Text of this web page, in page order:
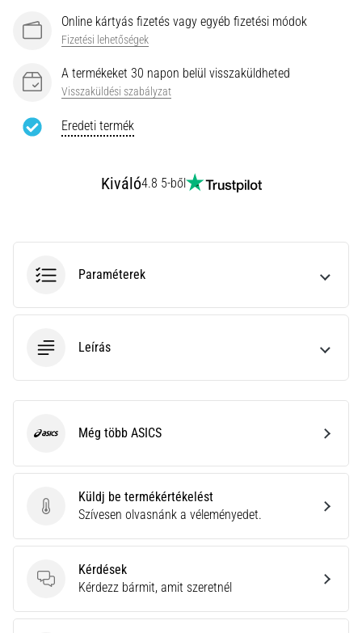
megelőzés
más
néven
szalag
szindróma
probléma,
amellyel
Minden cikk
megjelenítése
Online kártyás fizetés vagy egyéb fizetési módok
Fizetési lehetőségek
A termékeket 30 napon belül visszaküldheted
Visszaküldési szabályzat
Eredeti termék
Kiváló4.8 5-ből
Paraméterek
Leírás
Küldj be termékértékelést
Küldj be termékértékelést
Szívesen olvasnánk a véleményedet.
Kérdések
Kérdések
Kérdezz bármit, amit szeretnél
ASICS Még több ASICS